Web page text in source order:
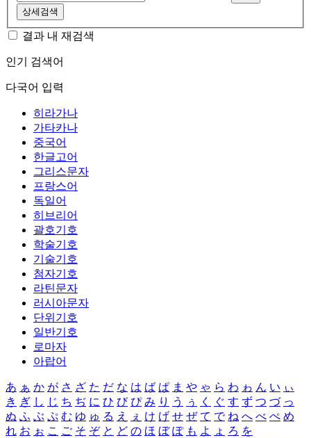
상세검색
결과 내 재검색
인기 검색어
다국어 입력
히라가나
가타카나
중국어
한글고어
그리스문자
프랑스어
독일어
히브리어
괄호기호
학술기호
기술기호
첨자기호
라틴문자
러시아문자
단위기호
일반기호
로마자
아랍어
あ ぁ か が さ ざ た だ な は ば ぱ ま や ゃ ら わ ゎ ん い ぃ
き ぎ し じ ち ぢ に ひ び ぴ み り う ぅ く ぐ す ず つ づ っ
ぬ ふ ぶ ぷ む ゆ ゅ る え ぇ け げ せ ぜ て で ね へ べ ぺ め
れ お ぉ こ ご そ ぞ と ど の ほ ぼ ぽ も よ ょ ろ を